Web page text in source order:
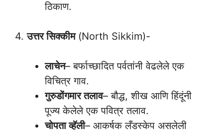
ठिकाण.
4.उत्तर सिक्कीम(North Sikkim)-
लाचेन– बर्फाच्छादित पर्वतांनी वेढलेले एक
विचित्र गाव.
गुरुडोंगमार तलाव– बौद्ध, शीख आणि हिंदूंनी
पूज्य केलेले एक पवित्र तलाव.
चोपता व्हॅली– आकर्षक लँडस्केप असलेली